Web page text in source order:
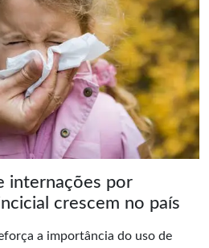
internações por
crescem no país
a importância do uso de